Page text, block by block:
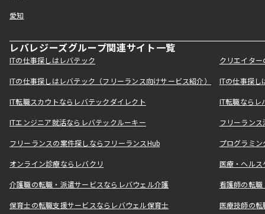
愛知
レバレジーズグループ関連サイト一覧
ITの仕事探しはレバテック クリエイタ
ITの仕事探しはレバテック（フリーランス向けサービス紹介） ITの仕事探
IT転職スカウトならレバテックダイレクト IT転職なら
ITエンジニア就活ならレバテックルーキー フリーラン
フリーランスの案件探しならフリーランスHub プログラミ
オンライン診療ならレバクリ 医療・ヘル
介護職の転職・派遣サービスならレバウェル介護 看護師の転
保育士の転職支援サービスならレバウェル保育士 医療技師の